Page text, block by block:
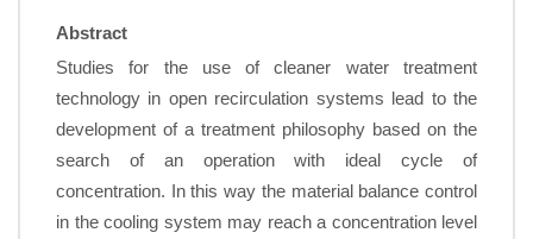
Abstract
Studies for the use of cleaner water treatment
technology in open recirculation systems lead to the
development of a treatment philosophy based on the
search of an operation with ideal cycle of
concentration. In this way the material balance control
in the cooling system may reach a concentration level